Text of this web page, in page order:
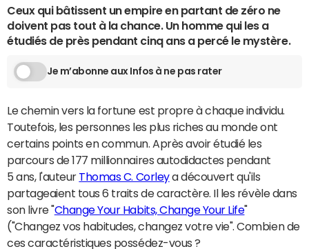
Ceux qui bâtissent un empire en partant de zéro ne
doivent pas tout à la chance. Un homme qui les a
étudiés de près pendant cinq ans a percé le mystère.
Je m’abonne aux Infos à ne pas rater
Le chemin vers la fortune est propre à chaque individu.
Toutefois, les personnes les plus riches au monde ont
certains points en commun. Après avoir étudié les
parcours de 177 millionnaires autodidactes pendant
5 ans, l'auteur Thomas C. Corleya découvert qu'ils
partageaient tous 6 traits de caractère. Il les révèle dans
son livre "Change Your Habits, Change Your Life"
("Changez vos habitudes, changez votre vie". Combien de
ces caractéristiques possédez-vous ?